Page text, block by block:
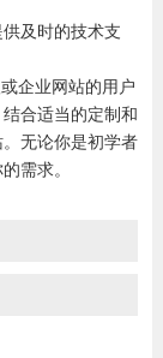
及时的技术支
企业网站的用户
合适当的定制和
无论你是初学者
需求。